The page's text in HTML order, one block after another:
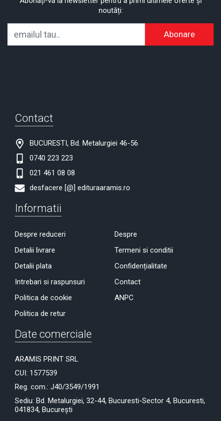
noutăți:
Abonare
Contact
BUCURESTI, Bd. Metalurgiei 46-56
0740 223 223
021 461 08 08
desfacere [@] edituraaramis.ro
Informatii
Despre reduceri
Detalii livrare
Detalii plata
Intrebari si raspunsuri
Politica de cookie
Politica de retur
Despre
Termeni si conditii
Confidențialitate
Contact
ANPC
Date comerciale
ARAMIS PRINT SRL
CUI: 1577539
Reg. com.: J40/3549/1991
Sediu: Bd. Metalurgiei, 32-44, Bucuresti-Sector 4, Bucuresti,
041834, București